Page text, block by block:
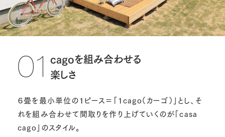
01 cagoを組み合わせる
楽しさ
６畳を最小単位の１ピース＝「1cago（カーゴ）」とし、そ
れを組み合わせて間取りを作り上げていくのが「casa
cago」のスタイル。